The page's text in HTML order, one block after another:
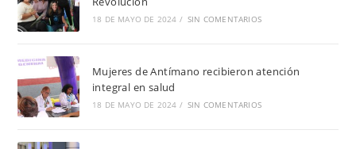
18 DE MAYO DE 2024 / SIN COMENTARIOS
Mujeres de Antímano recibieron atención
integral en salud
18 DE MAYO DE 2024 / SIN COMENTARIOS